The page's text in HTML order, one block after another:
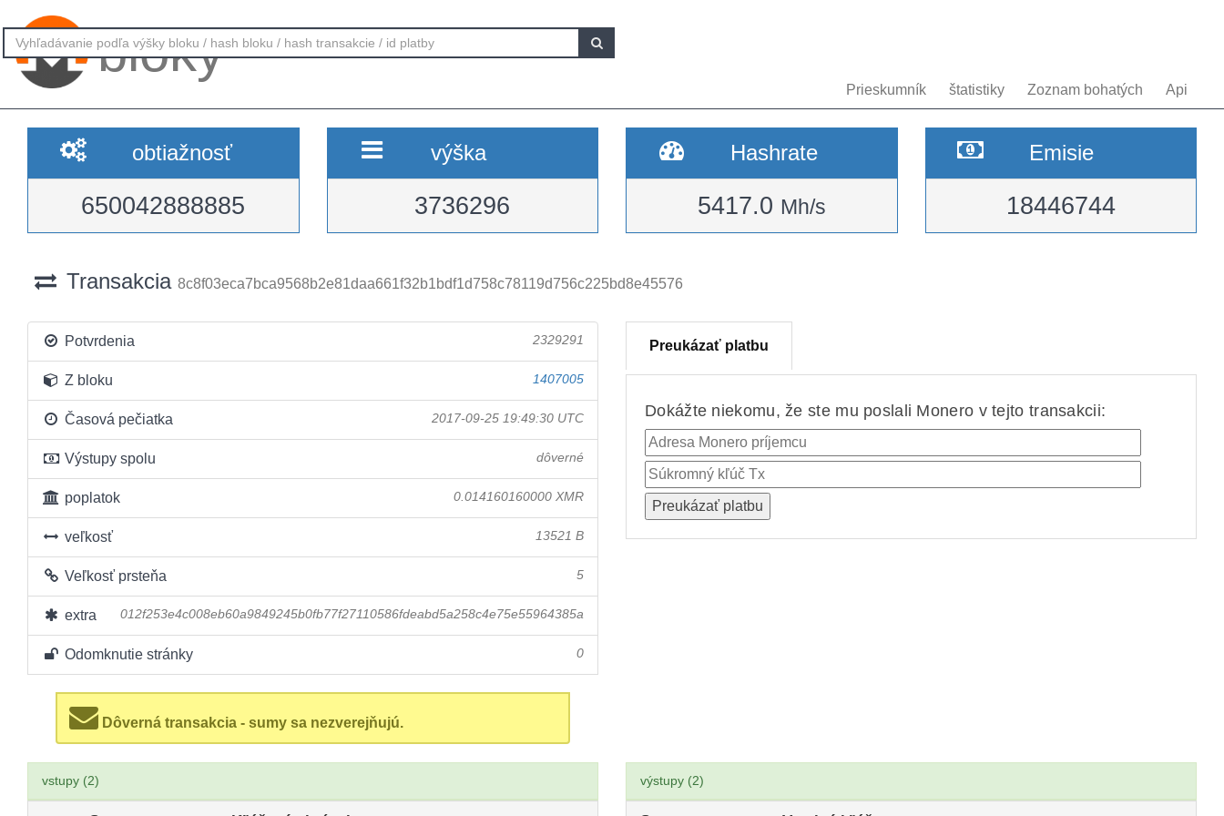
bloky
Prieskumník štatistiky Zoznam bohatých Api
obtiažnosť
650042888885
výška
3736296
Hashrate
5417.0 Mh/s
Emisie
18446744
Transakcia 8c8f03eca7bca9568b2e81daa661f32b1bdf1d758c78119d756c225bd8e45576
Potvrdenia 2329291
Z bloku 1407005
Časová pečiatka 2017-09-25 19:49:30 UTC
Výstupy spolu dôverné
poplatok 0.014160160000 XMR
veľkosť 13521 B
Veľkosť prsteňa 5
extra 012f253e4c008eb60a9849245b0fb77f27110586fdeabd5a258c4e75e55964385a
Odomknutie stránky 0
Dôverná transakcia - sumy sa nezverejňujú.
Preukázať platbu
Dokážte niekomu, že ste mu poslali Monero v tejto transakcii:
vstupy (2) výstupy (2)